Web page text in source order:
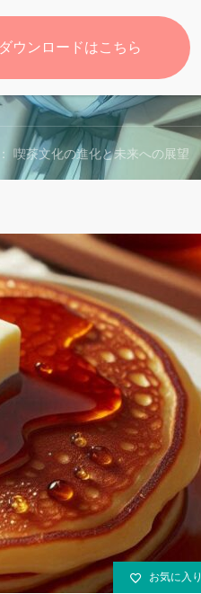
喫茶文化の進化と未来への展望
お気に入り
ウンロードはこちら